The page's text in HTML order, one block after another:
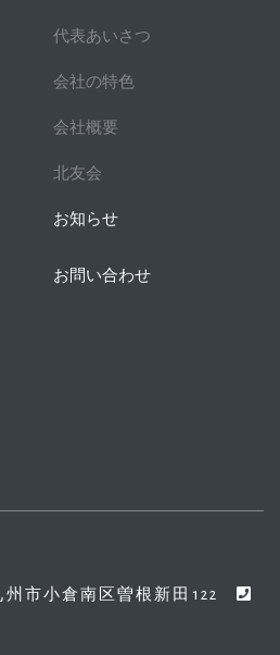
代表あいさつ
会社の特色
会社概要
北友会
お知らせ
お問い合わせ
州市小倉南区曽根新田122